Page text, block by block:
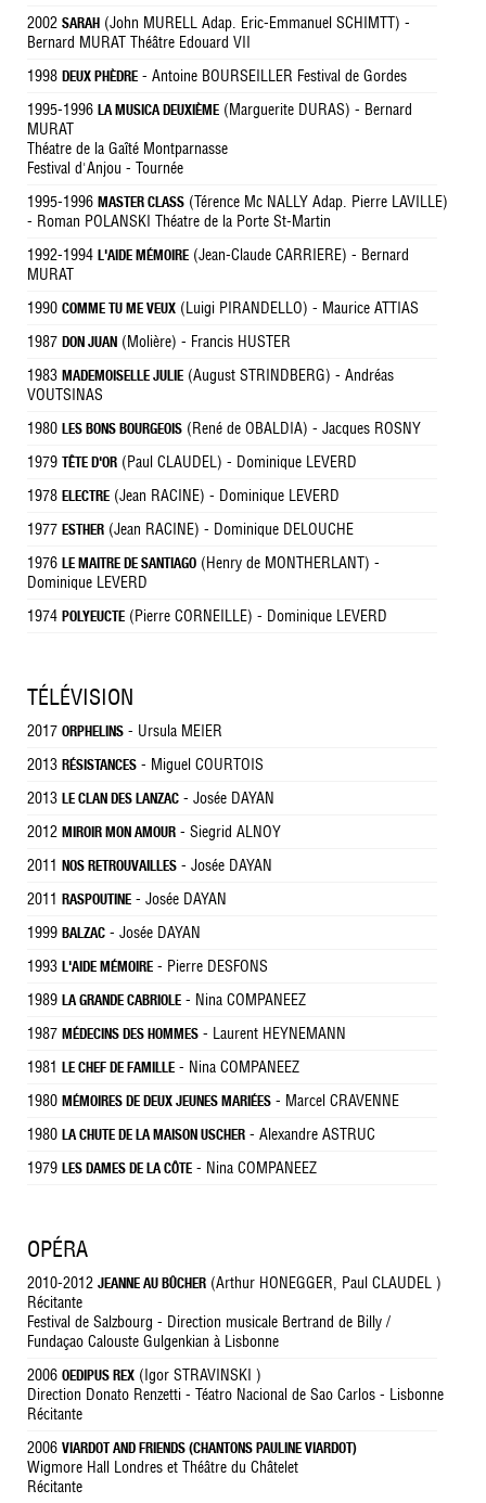
2002 SARAH (John MURELL Adap. Eric-Emmanuel SCHIMTT) -
Bernard MURAT Théâtre Edouard VII
1998 DEUX PHÈDRE - Antoine BOURSEILLER Festival de Gordes
1995-1996
LA MUSICA DEUXIÈME (Marguerite DURAS) - Bernard
MURAT
Théatre de la Gaîté Montparnasse
Festival d'Anjou - Tournée
1995-1996 MASTER CLASS (Térence Mc NALLY Adap. Pierre LAVILLE)
- Roman POLANSKI Théatre de la Porte St-Martin
1992-1994
L'AIDE MÉMOIRE (Jean-Claude CARRIERE) - Bernard
MURAT
1990 COMME TU ME VEUX (Luigi PIRANDELLO) - Maurice ATTIAS
1987 DON JUAN (Molière) - Francis HUSTER
1983 MADEMOISELLE JULIE (August STRINDBERG) - Andréas
VOUTSINAS
1980
LES BONS BOURGEOIS (René de OBALDIA) - Jacques ROSNY
1979 TÊTE D'OR (Paul CLAUDEL) - Dominique LEVERD
1978 ELECTRE (Jean RACINE) - Dominique LEVERD
1977 ESTHER (Jean RACINE) - Dominique DELOUCHE
1976
LE MAITRE DE SANTIAGO (Henry de MONTHERLANT) -
Dominique LEVERD
1974 POLYEUCTE (Pierre CORNEILLE) - Dominique LEVERD
TÉLÉVISION
2017 ORPHELINS - Ursula MEIER
2013 RÉSISTANCES - Miguel COURTOIS
2013
LE CLAN DES LANZAC - Josée DAYAN
2012 MIROIR MON AMOUR - Siegrid ALNOY
2011 NOS RETROUVAILLES - Josée DAYAN
2011 RASPOUTINE - Josée DAYAN
1999 BALZAC - Josée DAYAN
1993
L'AIDE MÉMOIRE - Pierre DESFONS
1989
LA GRANDE CABRIOLE - Nina COMPANEEZ
1987 MÉDECINS DES HOMMES - Laurent HEYNEMANN
1981
LE CHEF DE FAMILLE - Nina COMPANEEZ
1980 MÉMOIRES DE DEUX JEUNES MARIÉES - Marcel CRAVENNE
1980
LA CHUTE DE LA MAISON USCHER - Alexandre ASTRUC
1979
LES DAMES DE LA CÔTE - Nina COMPANEEZ
OPÉRA
2010-2012 JEANNE AU BÛCHER (Arthur HONEGGER, Paul CLAUDEL )
Récitante
Festival de Salzbourg - Direction musicale Bertrand de Billy /
Fundaçao Calouste Gulgenkian à Lisbonne
2006 OEDIPUS REX (Igor STRAVINSKI )
Direction Donato Renzetti - Téatro Nacional de Sao Carlos - Lisbonne
Récitante
2006 VIARDOT AND FRIENDS (CHANTONS PAULINE VIARDOT)
Wigmore Hall Londres et Théâtre du Châtelet
Récitante